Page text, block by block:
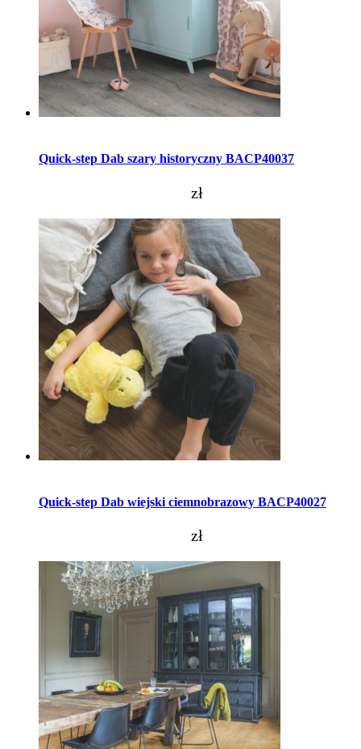
Quick-step Dab szary historyczny BACP40037
zł
Quick-step Dab wiejski ciemnobrazowy BACP40027
zł